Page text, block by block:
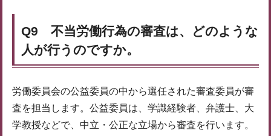
Q9 不当労働行為の審査は、どのような
人が行うのですか。
労働委員会の公益委員の中から選任された審査委員が審
査を担当します。公益委員は、学識経験者、弁護士、大
学教授などで、中立・公正な立場から審査を行います。